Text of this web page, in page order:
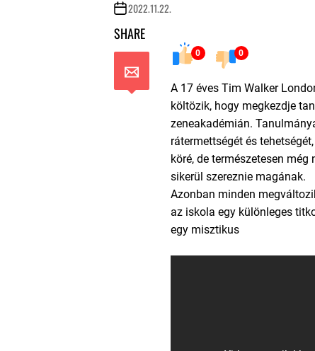
2022.11.22.
SHARE
0 0
A 17 éves Tim Walker
költözik, hogy megkezdje
zeneakadémián.
rátermettségét és
köré, de természetesen még
sikerül szereznie magának.
Azonban minden
az iskola egy különleges
egy misztikus